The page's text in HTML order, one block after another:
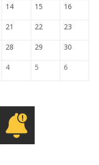
14 15 16
21 22 23
28 29 30
4 5 6